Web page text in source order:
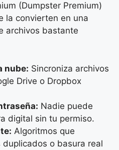
(Dumpster Premium)
la convierten en una
archivos bastante
nube: Sincroniza archivos
Drive o Dropbox
Nadie puede
digital sin tu permiso.
Algoritmos que
o basura real